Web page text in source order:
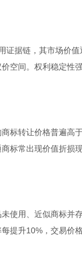
证据链，其市场价
空间。权利稳定性
标转让价格普遍高
标常出现价值折损
使用、近似商标并
提升10%，交易价